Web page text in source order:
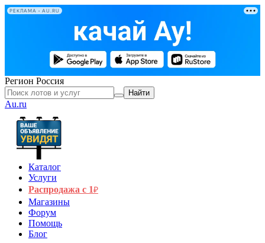
РЕКЛАМА • AU.RU
Регион Россия
Найти
Au.ru
Каталог
Услуги
Распродажа с 1₽
Магазины
Форум
Помощь
Блог